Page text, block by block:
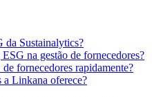
da Sustainalytics?
na gestão de fornecedores?
fornecedores rapidamente?
a Linkana oferece?